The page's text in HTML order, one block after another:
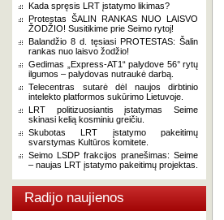
Kada spręsis LRT įstatymo likimas?
Protestas ŠALIN RANKAS NUO LAISVO
ŽODŽIO! Susitikime prie Seimo rytoj!
Balandžio 8 d. tęsiasi PROTESTAS: Šalin
rankas nuo laisvo žodžio!
Gedimas „Express-AT1“ palydove 56° rytų
ilgumos – palydovas nutraukė darbą.
Telecentras sutarė dėl naujos dirbtinio
intelekto platformos sukūrimo Lietuvoje.
LRT politizuosiantis įstatymas Seime
skinasi kelią kosminiu greičiu.
Skubotas LRT įstatymo pakeitimų
svarstymas Kultūros komitete.
Seimo LSDP frakcijos pranešimas: Seime
– naujas LRT įstatymo pakeitimų projektas.
Radijo naujienos